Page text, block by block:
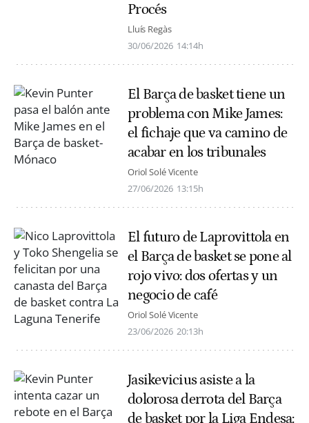
Procés
Lluís Regàs
30/06/2026 14:14h
El Barça de basket tiene un
problema con Mike James:
el fichaje que va camino de
acabar en los tribunales
Oriol Solé Vicente
27/06/2026 13:15h
El futuro de Laprovittola en
el Barça de basket se pone al
rojo vivo: dos ofertas y un
negocio de café
Oriol Solé Vicente
23/06/2026 20:13h
Jasikevicius asiste a la
dolorosa derrota del Barça
de basket por la Liga Endesa: